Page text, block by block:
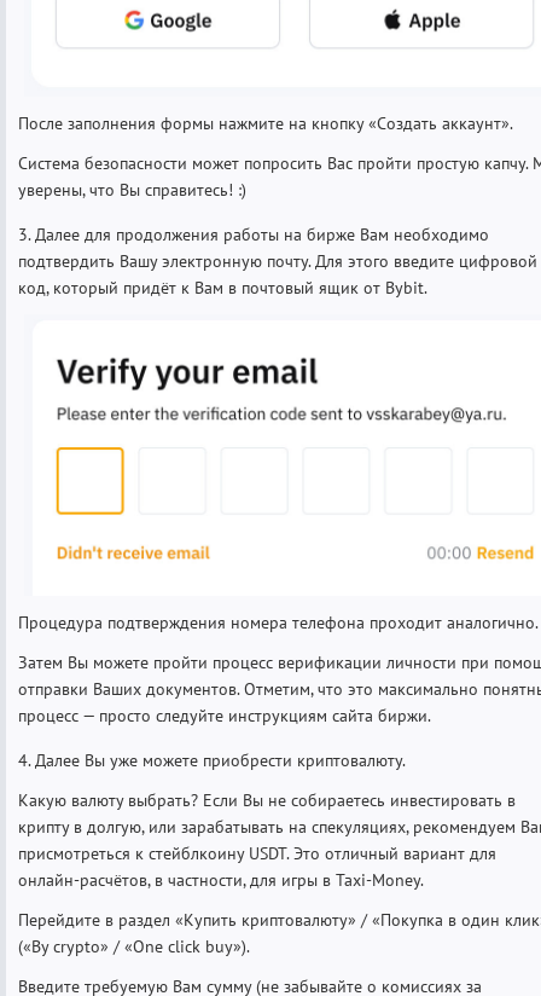
После заполнения формы нажмите на кнопку «Создать аккаунт».
Система безопасности может попросить Вас пройти простую капчу.
уверены, что Вы справитесь! :)
3. Далее для продолжения работы на бирже Вам необходимо
подтвердить Вашу электронную почту. Для этого введите цифровой
код, который придёт к Вам в почтовый ящик от Bybit.
Процедура подтверждения номера телефона проходит аналогично.
Затем Вы можете пройти процесс верификации личности при
отправки Ваших документов. Отметим, что это максимально
процесс — просто следуйте инструкциям сайта биржи.
4. Далее Вы уже можете приобрести криптовалюту.
Какую валюту выбрать? Если Вы не собираетесь инвестировать в
крипту в долгую, или зарабатывать на спекуляциях, рекомендуем
присмотреться к стейблкоину USDT. Это отличный вариант для
онлайн-расчётов, в частности, для игры в Taxi-Money.
Перейдите в раздел «Купить криптовалюту» / «Покупка в один
(«By crypto» / «One click buy»).
Введите требуемую Вам сумму (не забывайте о комиссиях за